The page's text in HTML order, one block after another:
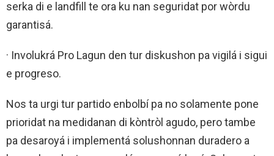
serka di e landfill te ora ku nan seguridat por wòrdu
garantisá.
· Involukrá Pro Lagun den tur diskushon pa vigilá i sigui
e progreso.
Nos ta urgi tur partido enbolbí pa no solamente pone
prioridat na medidanan di kòntròl agudo, pero tambe
pa desaroyá i implementá solushonnan duradero a